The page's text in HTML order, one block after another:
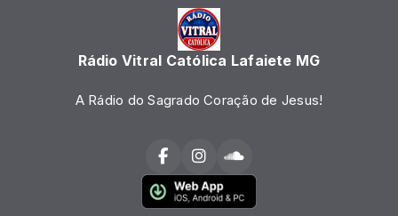
Rádio Vitral Católica Lafaiete MG
A Rádio do Sagrado Coração de Jesus!